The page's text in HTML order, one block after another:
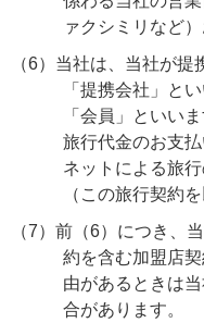
ァクシミリなど
（6）当社は、当社が
「提携会社」と
「会員」といい
旅行代金のお支
ネットによる旅
（この旅行契約
（7）前（6）につき、
約を含む加盟店
由があるときは
合があります。